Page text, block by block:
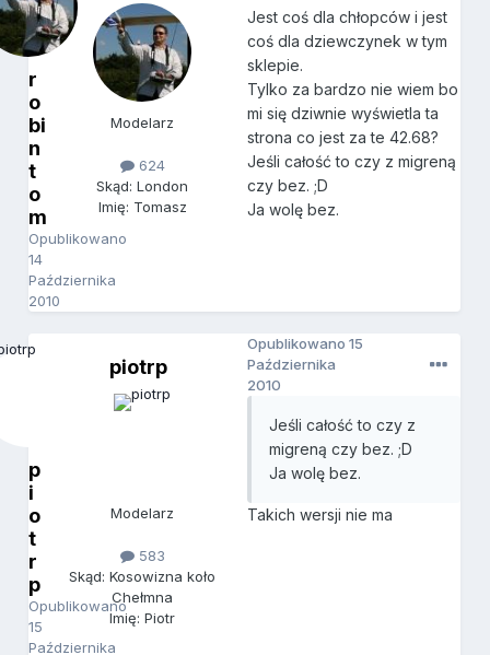
r
o
bi
n
t
o
m
Opublikowano
14
Października
2010
Modelarz
624
Skąd: London
Imię: Tomasz
Jest coś dla chłopców i jest
coś dla dziewczynek w tym
sklepie.
Tylko za bardzo nie wiem bo
mi się dziwnie wyświetla ta
strona co jest za te 42.68?
Jeśli całość to czy z migreną
czy bez. ;D
Ja wolę bez.
p
i
o
t
r
p
Opublikowano
15
Października
piotrp
Modelarz
583
Skąd: Kosowizna koło
Chełmna
Imię: Piotr
Opublikowano15
Października
2010
Jeśli całość to czy z
migreną czy bez. ;D
Ja wolę bez.
Takich wersji nie ma